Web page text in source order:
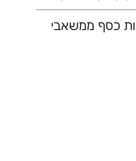
כסף ממשאבי